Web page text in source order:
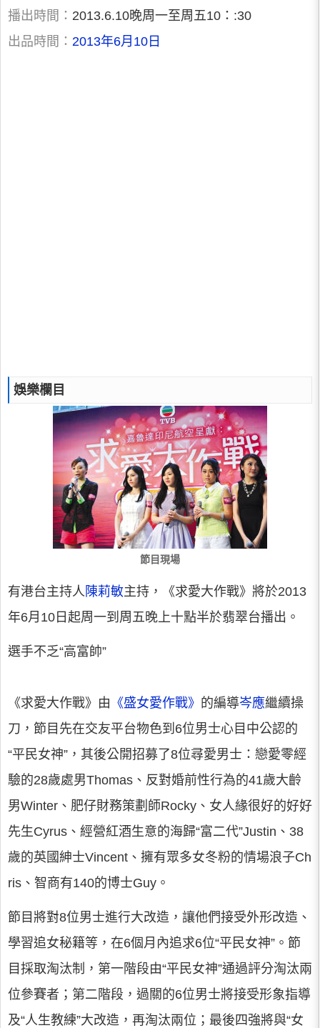
播出時間： 2013.6.10晚周一至周五10：:30
出品時間： 2013年6月10日
娛樂欄目
節目現場
有港台主持人 陳莉敏主持，《求愛大作戰》將於2013
年6月10日起周一到周五晚上十點半於翡翠台播出。
選手不乏“高富帥”
《求愛大作戰》由 《盛女愛作戰》 的編導岑應繼續操
刀，節目先在交友平台物色到6位男士心目中公認的
“平民女神”，其後公開招募了8位尋愛男士：戀愛零經
驗的28歲處男Thomas、反對婚前性行為的41歲大齡
男Winter、肥仔財務策劃師Rocky、女人緣很好的好好
先生Cyrus、經營紅酒生意的海歸“富二代”Justin、38
歲的英國紳士Vincent、擁有眾多女冬粉的情場浪子Ch
ris、智商有140的博士Guy。
節目將對8位男士進行大改造，讓他們接受外形改造、
學習追女秘籍等，在6個月內追求6位“平民女神”。節
目採取淘汰制，第一階段由“平民女神”通過評分淘汰兩
位參賽者；第二階段，過關的6位男士將接受形象指導
及“人生教練”大改造，再淘汰兩位；最後四強將與“女